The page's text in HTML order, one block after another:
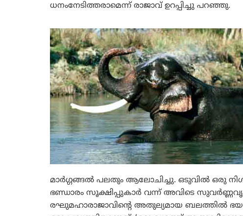
ധനംനേടിത്തരാമെന്ന് രാജാവ് ഉറപ്പിച്ചു പറഞ്ഞു.
മാര്‍ഗ്ഗങ്ങല്‍ പലതും ആലോചിച്ചു. ഒടുവില്‍ ഒരു
ഭണ്ഡാരം സൂക്ഷിപ്പുകാര്‍ വന്ന് അവിടെ
രഘുമഹാരാജാവിന്റെ അതുല്യമായ ബലത്തില്‍